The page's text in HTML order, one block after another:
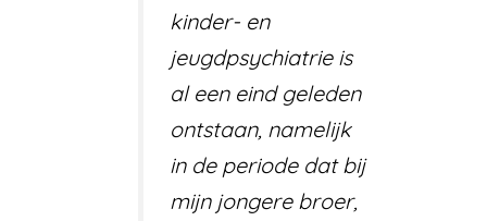
kinder- en
jeugdpsychiatrie is
al een eind geleden
ontstaan, namelijk
in de periode dat bij
mijn jongere broer,